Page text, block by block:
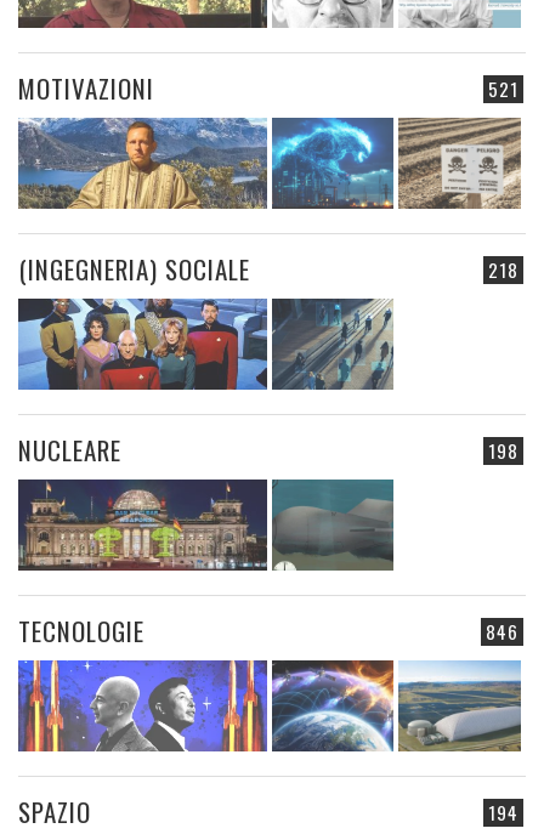
521
MOTIVAZIONI
218
(INGEGNERIA) SOCIALE
198
NUCLEARE
846
TECNOLOGIE
194
SPAZIO